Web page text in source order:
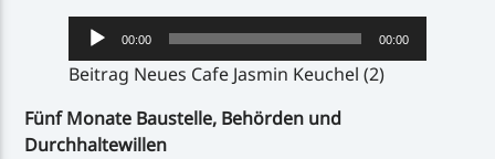
Audio-
Player
00:00 00:00
Beitrag Neues Cafe Jasmin Keuchel (2)
Fünf Monate Baustelle, Behörden und
Durchhaltewillen